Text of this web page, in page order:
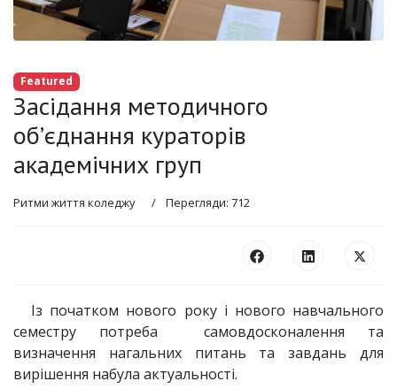
Featured
Засідання методичного
об’єднання кураторів
академічних груп
Ритми життя коледжу Перегляди: 712
Із початком нового року і нового навчального
семестру потреба самовдосконалення та
визначення нагальних питань та завдань для
вирішення набула актуальності.